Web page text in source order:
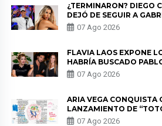
¿TERMINARON? DIEGO
DEJÓ DE SEGUIR A
HERRERA Y ANUNCIA SU
DE PÓDCAST
07 Ago 2026
FLAVIA LAOS EXPONE
HABRÍA BUSCADO
HEREDIA CON ALE
DE LAS PARTES QUERÍA
07 Ago 2026
ARIA VEGA CONQUISTA
LANZAMIENTO DE
07 Ago 2026